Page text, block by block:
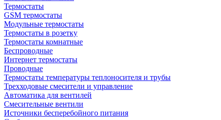
Термостаты
GSM термостаты
Модульные термостаты
Термостаты в розетку
Термостаты комнатные
Беспроводные
Интернет термостаты
Проводные
Термостаты температуры теплоносителя и трубы
Трехходовые смесители и управление
Автоматика для вентилей
Смесительные вентили
Источники бесперебойного питания